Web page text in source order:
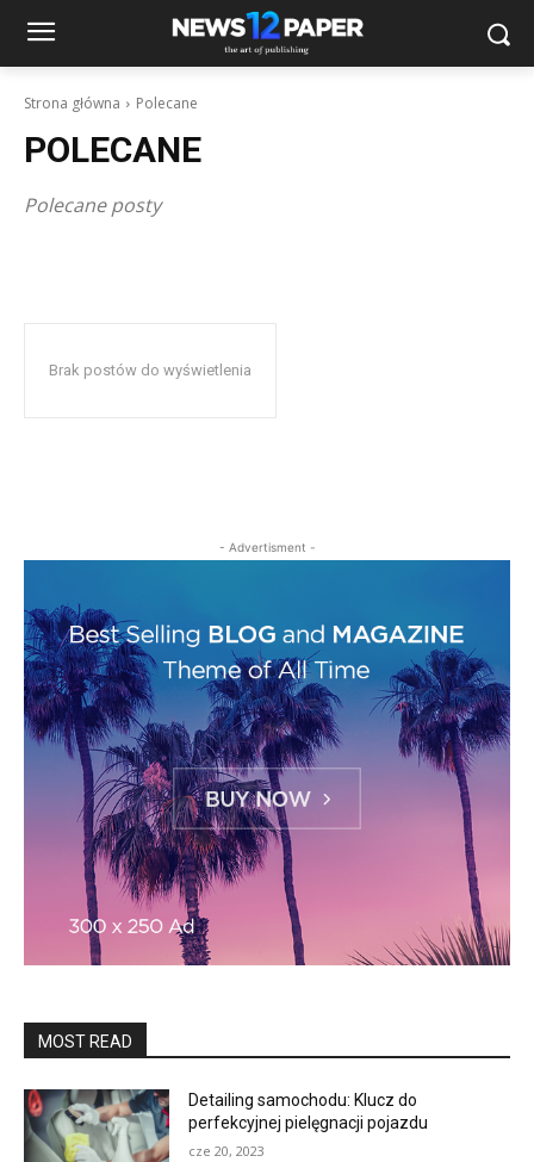
Strona główna Polecane
POLECANE
Polecane posty
Brak postów do wyświetlenia
- Advertisment -
MOST READ
Detailing samochodu: Klucz do
perfekcyjnej pielęgnacji pojazdu
cze 20, 2023